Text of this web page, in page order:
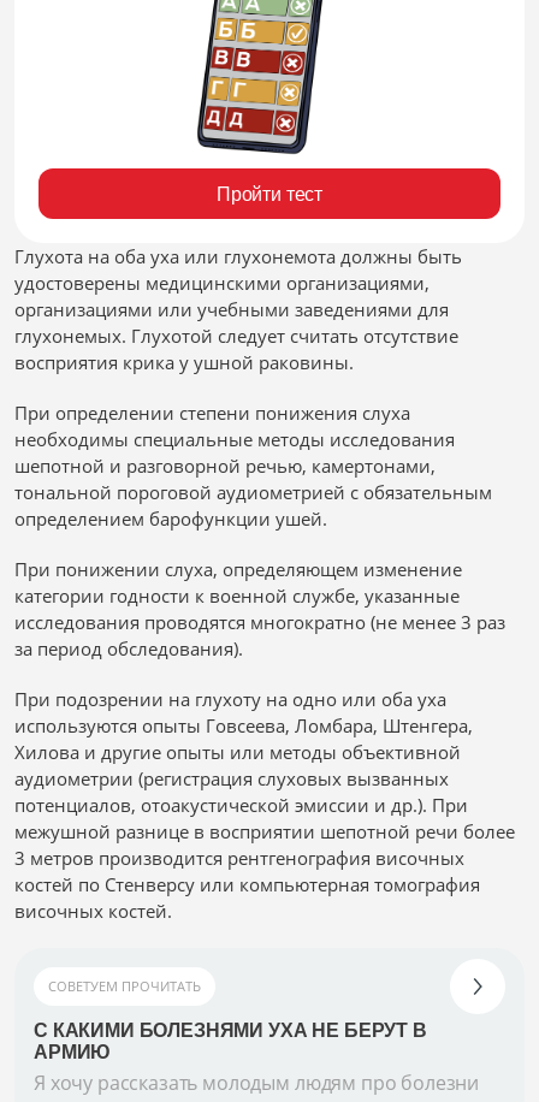
Пройти тест
Глухота на оба уха или глухонемота должны быть
удостоверены медицинскими организациями,
организациями или учебными заведениями для
глухонемых. Глухотой следует считать отсутствие
восприятия крика у ушной раковины.
При определении степени понижения слуха
необходимы специальные методы исследования
шепотной и разговорной речью, камертонами,
тональной пороговой аудиометрией с обязательным
определением барофункции ушей.
При понижении слуха, определяющем изменение
категории годности к военной службе, указанные
исследования проводятся многократно (не менее 3 раз
за период обследования).
При подозрении на глухоту на одно или оба уха
используются опыты Говсеева, Ломбара, Штенгера,
Хилова и другие опыты или методы объективной
аудиометрии (регистрация слуховых вызванных
потенциалов, отоакустической эмиссии и др.). При
межушной разнице в восприятии шепотной речи более
3 метров производится рентгенография височных
костей по Стенверсу или компьютерная томография
височных костей.
СОВЕТУЕМ ПРОЧИТАТЬ
С КАКИМИ БОЛЕЗНЯМИ УХА НЕ БЕРУТ В
АРМИЮ
Я хочу рассказать молодым людям про болезни